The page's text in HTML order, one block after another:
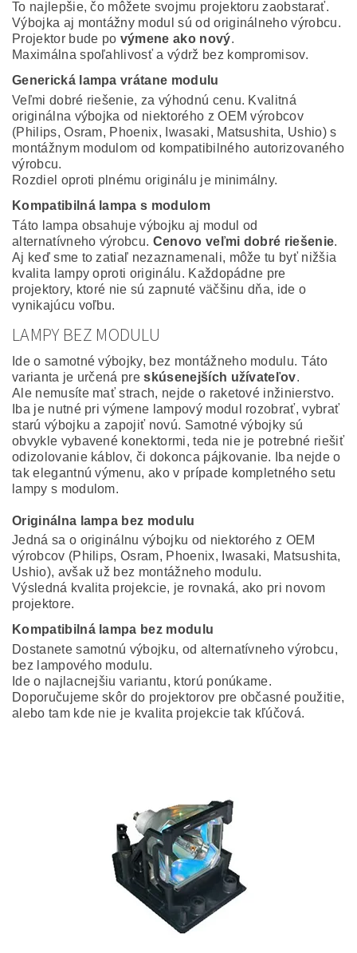
To najlepšie, čo môžete svojmu projektoru zaobstarať.
Výbojka aj montážny modul sú od originálneho výrobcu.
Projektor bude po výmene ako nový.
Maximálna spoľahlivosť a výdrž bez kompromisov.
Generická lampa vrátane modulu
Veľmi dobré riešenie, za výhodnú cenu. Kvalitná
originálna výbojka od niektorého z OEM výrobcov
(Philips, Osram, Phoenix, Iwasaki, Matsushita, Ushio) s
montážnym modulom od kompatibilného autorizovaného
výrobcu.
Rozdiel oproti plnému originálu je minimálny.
Kompatibilná lampa s modulom
Táto lampa obsahuje výbojku aj modul od
alternatívneho výrobcu. Cenovo veľmi dobré riešenie.
Aj keď sme to zatiaľ nezaznamenali, môže tu byť nižšia
kvalita lampy oproti originálu. Každopádne pre
projektory, ktoré nie sú zapnuté väčšinu dňa, ide o
vynikajúcu voľbu.
LAMPY BEZ MODULU
Ide o samotné výbojky, bez montážneho modulu. Táto
varianta je určená preskúsenejších užívateľov.
Ale nemusíte mať strach, nejde o raketové inžinierstvo.
Iba je nutné pri výmene lampový modul rozobrať, vybrať
starú výbojku a zapojiť novú. Samotné výbojky sú
obvykle vybavené konektormi, teda nie je potrebné riešiť
odizolovanie káblov, či dokonca pájkovanie. Iba nejde o
tak elegantnú výmenu, ako v prípade kompletného setu
lampy s modulom.
Originálna lampa bez modulu
Jedná sa o originálnu výbojku od niektorého z OEM
výrobcov (Philips, Osram, Phoenix, Iwasaki, Matsushita,
Ushio), avšak už bez montážneho modulu.
Výsledná kvalita projekcie, je rovnaká, ako pri novom
projektore.
Kompatibilná lampa bez modulu
Dostanete samotnú výbojku, od alternatívneho výrobcu,
bez lampového modulu.
Ide o najlacnejšiu variantu, ktorú ponúkame.
Doporučujeme skôr do projektorov pre občasné použitie,
alebo tam kde nie je kvalita projekcie tak kľúčová.